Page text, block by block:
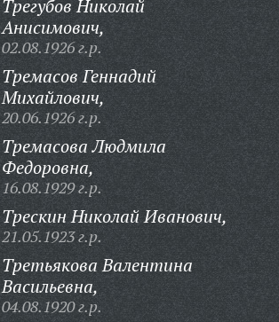
Трегубов Николай
Анисимович,
02.08.1926 г.р.
Тремасов Геннадий
Михайлович,
20.06.1926 г.р.
Тремасова Людмила
Федоровна,
16.08.1929 г.р.
Трескин Николай Иванович,
21.05.1923 г.р.
Третьякова Валентина
Васильевна,
04.08.1920 г.р.